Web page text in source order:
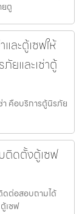
ตู
ละตู้เซฟให้
ยและเช่าตู้
า คือบริการตู้นิรภัย
ติดตั้งตู้เซฟ
ดต่อสอบถามได้
เซฟ